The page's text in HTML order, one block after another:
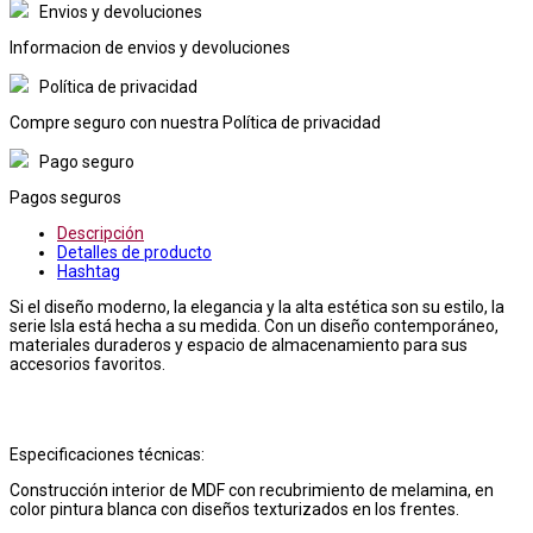
Envios y devoluciones
Informacion de envios y devoluciones
Política de privacidad
Compre seguro con nuestra Política de privacidad
Pago seguro
Pagos seguros
Descripción
Detalles de producto
Hashtag
Si el diseño moderno, la elegancia y la alta estética son su estilo, la
serie Isla está hecha a su medida. Con un diseño contemporáneo,
materiales duraderos y espacio de almacenamiento para sus
accesorios favoritos.
Especificaciones técnicas:
Construcción interior de MDF con recubrimiento de melamina, en
color pintura blanca con diseños texturizados en los frentes.